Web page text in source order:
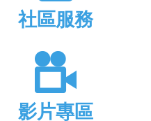
社區服務
影片專區